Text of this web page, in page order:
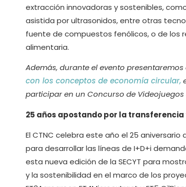
extracción innovadoras y sostenibles,
asistida por ultrasonidos, entre otras
fuente de compuestos fenólicos, o de los
alimentaria.
Además, durante el evento presentaremos
con los conceptos de economía circular,
participar en un Concurso de
25 años apostando por la
El CTNC celebra este año el 25
para desarrollar las líneas de I+D+i
esta nueva edición de la SECYT para
y la sostenibilidad en el marco de los